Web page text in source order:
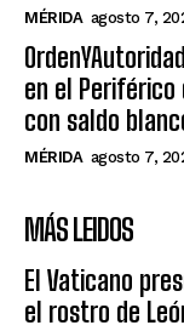
MÉRIDA agosto 7,
en el
con saldo
MÉRIDA agosto 7,
MÁS LEIDOS
El Vaticano
el rostro de